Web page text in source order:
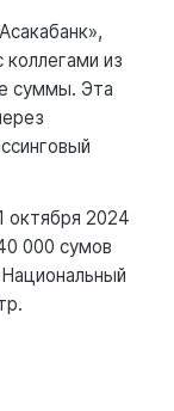
коллегами из
суммы. Эта
октября 2024
000 сумов